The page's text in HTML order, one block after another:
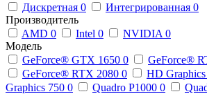
Дискретная 0 Интегрированная 0
Производитель
AMD 0 Intel 0 NVIDIA 0
Модель
GeForce® GTX 1650 0 GeForce®
GeForce® RTX 2080 0 HD
Graphics 750 0 Quadro P1000 0